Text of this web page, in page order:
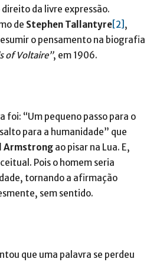
da livre expressão.
de Stephen Tallantyre[2] ,
o pensamento na biografia
of Voltaire”, em 1906.
foi: “Um pequeno passo para o
para a humanidade” que
Armstrong ao pisar na Lua. E,
Pois o homem seria
tornando a afirmação
sem sentido.
que uma palavra se perdeu